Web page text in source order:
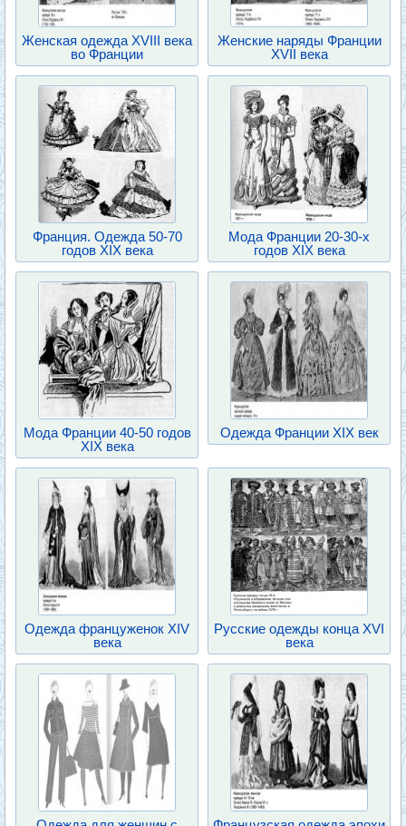
Женская одежда XVIII века
во Франции
Женские наряды Франции
XVII века
Франция. Одежда 50-70
годов XIX века
Мода Франции 20-30-х
годов XIX века
Мода Франции 40-50 годов
XIX века
Одежда Франции XIX век
Одежда француженок XIV
века
Русские одежды конца XVI
века